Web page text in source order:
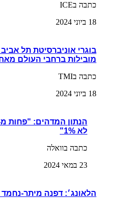
כתבה בICE
18 ביוני 2024
בוגרי אוניברסיטת תל
מובילות ברחבי העולם
כתבה בTMI
18 ביוני 2024
לא 1%"
כתבה בוואלה
23 במאי 2024
הלאונג׳: דפנה מיתר-נחמד